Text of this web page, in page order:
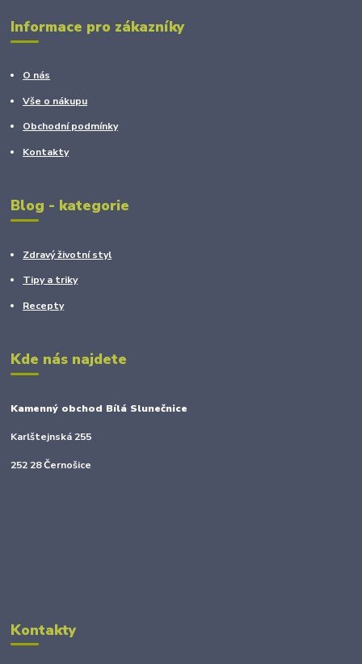
Informace pro zákazníky
O nás
Vše o nákupu
Obchodní podmínky
Kontakty
Blog - kategorie
Zdravý životní styl
Tipy a triky
Recepty
Kde nás najdete
Kamenný obchod Bílá Slunečnice
Karlštejnská 255
252 28 Černošice
Kontakty